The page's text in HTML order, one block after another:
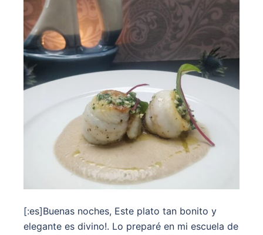
[:es]Buenas noches, Este plato tan bonito y
elegante es divino!. Lo preparé en mi escuela de